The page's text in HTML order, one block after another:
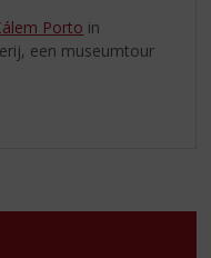
Porto in
een museumtour